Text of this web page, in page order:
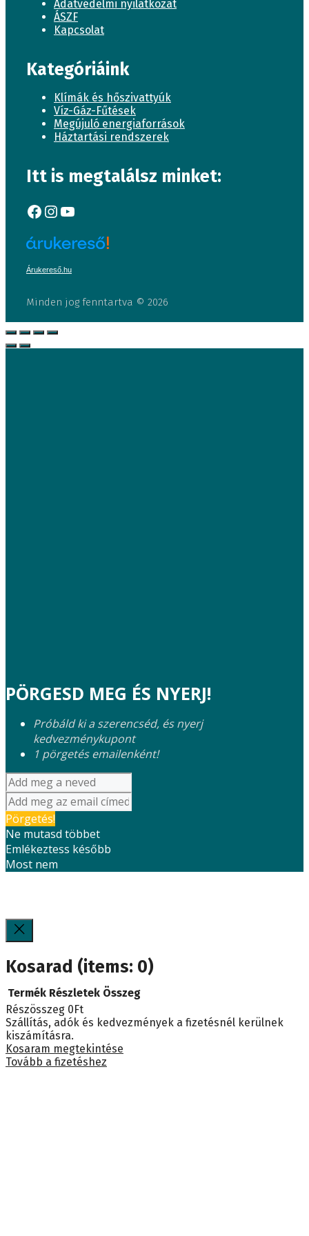
Adatvédelmi nyilatkozat
ÁSZF
Kapcsolat
Kategóriáink
Klímák és hőszivattyúk
Víz-Gáz-Fűtések
Megújuló energiaforrások
Háztartási rendszerek
Itt is megtalálsz minket:
Facebook
Instagram
YouTube
Árukereső.hu
Minden jog fenntartva © 2026
PÖRGESD MEG ÉS NYERJ!
Próbáld ki a szerencséd, és nyerj
kedvezménykupont
1 pörgetés emailenként!
Pörgetés!
Ne mutasd többet
Emlékeztess később
Most nem
Kosarad (items: 0)
Termékek
a
kosárban
Termék Részletek Összeg
Részösszeg 0Ft
Szállítás, adók és kedvezmények a fizetésnél kerülnek
kiszámításra.
Kosaram megtekintése
Tovább a fizetéshez